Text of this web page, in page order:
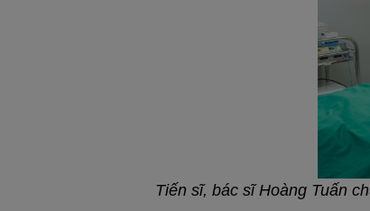
Tiến sĩ, bác sĩ Hoàng Tuấn